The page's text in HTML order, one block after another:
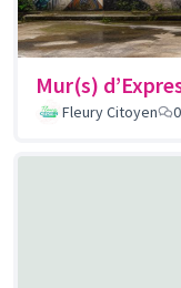
Mur(s)
Fleury Citoyen 0